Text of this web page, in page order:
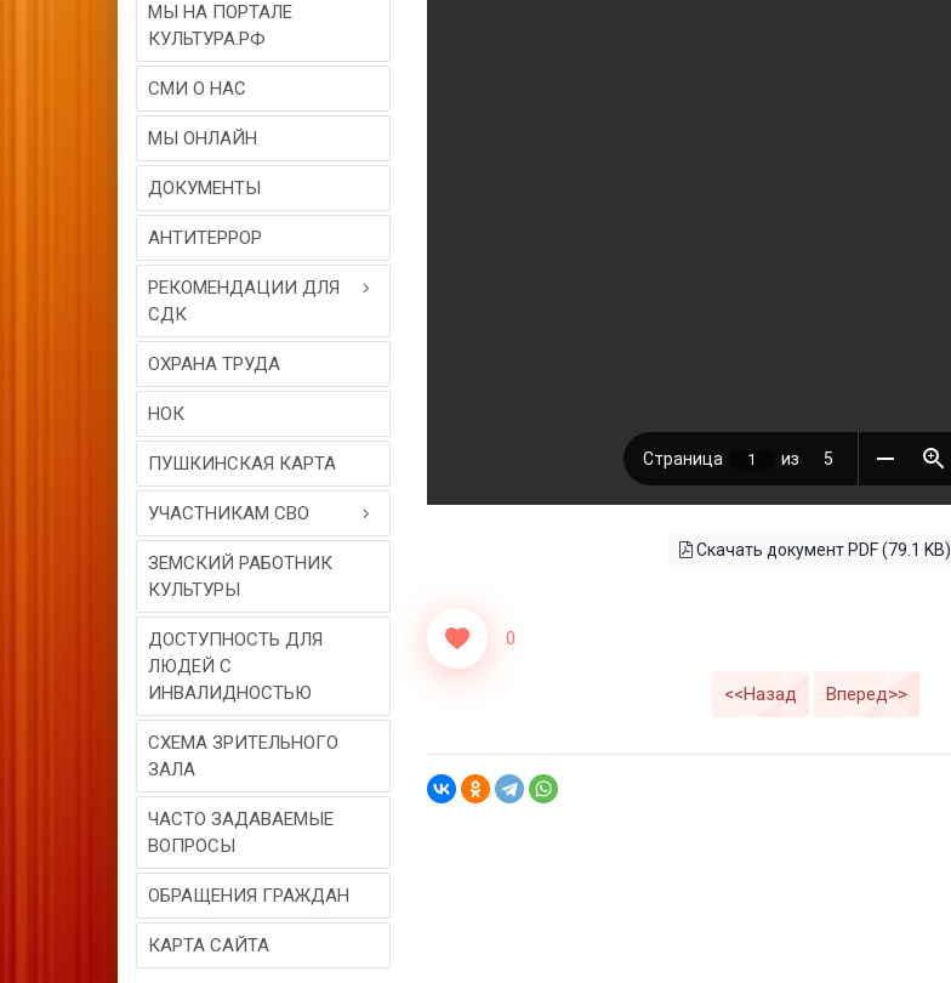
МЫ НА ПОРТАЛЕ
КУЛЬТУРА.РФ
СМИ О НАС
МЫ ОНЛАЙН
ДОКУМЕНТЫ
АНТИТЕРРОР
РЕКОМЕНДАЦИИ ДЛЯ
СДК
ОХРАНА ТРУДА
НОК
ПУШКИНСКАЯ КАРТА
УЧАСТНИКАМ СВО
ЗЕМСКИЙ РАБОТНИК
КУЛЬТУРЫ
ДОСТУПНОСТЬ ДЛЯ
ЛЮДЕЙ С
ИНВАЛИДНОСТЬЮ
СХЕМА ЗРИТЕЛЬНОГО
ЗАЛА
ЧАСТО ЗАДАВАЕМЫЕ
ВОПРОСЫ
ОБРАЩЕНИЯ ГРАЖДАН
КАРТА САЙТА
Скачать документ PDF (79.1 KB)
0
<<Назад Вперед>>